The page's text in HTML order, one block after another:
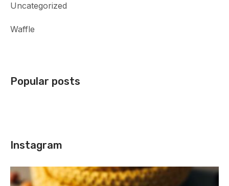
Uncategorized
Waffle
Popular posts
Instagram